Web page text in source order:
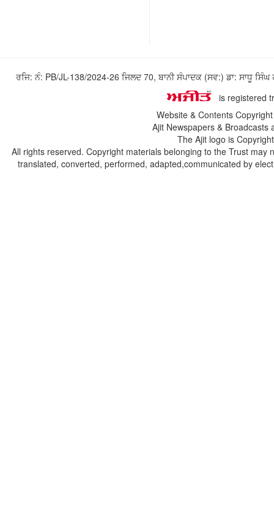
ਰਜਿ: ਨੰ: PB/JL-138/2024-26 ਜਿਲਦ 70, ਬਾਨੀ ਸੰਪਾਦਕ (ਸਵ:) ਡਾ: ਸਾਧੂ
is registered
Website & Contents
Ajit Newspapers &
The Ajit logo is
All rights reserved. Copyright materials belonging to the Trust
translated, converted, performed, adapted,communicated by